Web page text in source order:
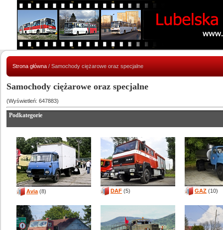
Strona główna / Samochody ciężarowe oraz specjalne
Samochody ciężarowe oraz specjalne
(Wyświetleń: 647883)
Podkategorie
Avia (8) DAF (5) GAZ (10)